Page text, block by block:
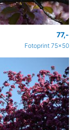
77,-
Fotoprint 75x50